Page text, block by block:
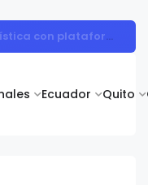
Ecuador Quito
37% de las empresas opera su logística con plataformas aisladas de sus cadenas de suministro